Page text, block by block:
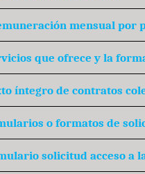
mensual por
que ofrece y la
íntegro de contratos
o formatos de
solicitud acceso a